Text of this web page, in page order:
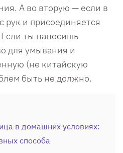
А во вторую — если в
рук и присоединяется
Если ты наносишь
для умывания и
(не китайскую
быть не должно.
в домашних условиях:
способа